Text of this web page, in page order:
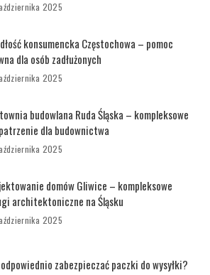
2025
konsumencka Częstochowa – pomoc
dla osób zadłużonych
2025
budowlana Ruda Śląska – kompleksowe
dla budownictwa
2025
domów Gliwice – kompleksowe
architektoniczne na Śląsku
2025
zabezpieczać paczki do wysyłki?